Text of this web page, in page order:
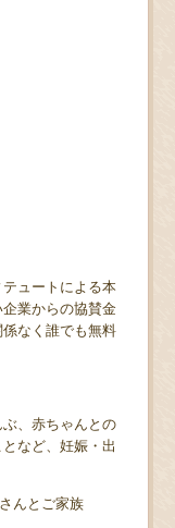
ュートによる本
業からの協賛金
なく誰でも無料
、赤ちゃんとの
など、妊娠・出
んとご家族